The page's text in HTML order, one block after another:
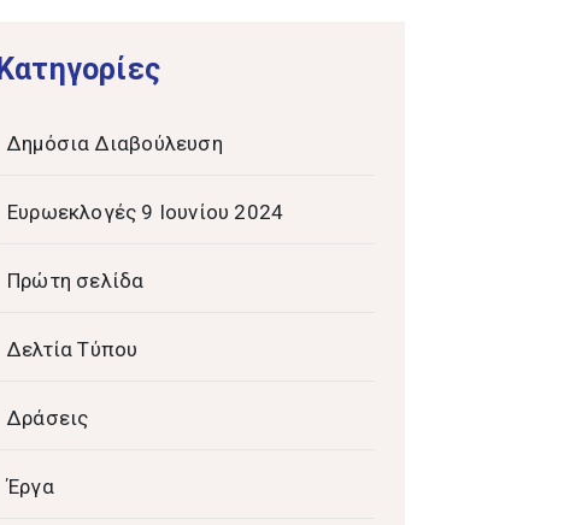
Kατηγορίες
Δημόσια Διαβούλευση
Ευρωεκλογές 9 Ιουνίου 2024
Πρώτη σελίδα
Δελτία Τύπου
Δράσεις
Έργα